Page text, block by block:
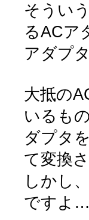
そうい
るACア
アダプ
大抵の
いるも
ダプタ
て変換
しかし
ですよ